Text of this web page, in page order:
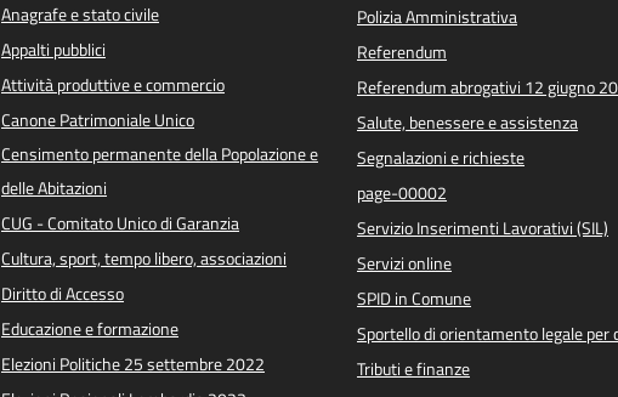
Anagrafe e stato civile
Appalti pubblici
Attività produttive e commercio
Canone Patrimoniale Unico
Censimento permanente della Popolazione e
delle Abitazioni
CUG - Comitato Unico di Garanzia
Cultura, sport, tempo libero, associazioni
Diritto di Accesso
Educazione e formazione
Elezioni Politiche 25 settembre 2022
Polizia Amministrativa
Referendum
Referendum abrogativi 12 giugno
Salute, benessere e assistenza
Segnalazioni e richieste
page-00002
Servizio Inserimenti Lavorativi (SIL)
Servizi online
SPID in Comune
Sportello di orientamento legale per
Tributi e finanze